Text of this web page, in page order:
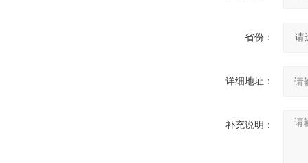
省份：
详细地址：
补充说明：